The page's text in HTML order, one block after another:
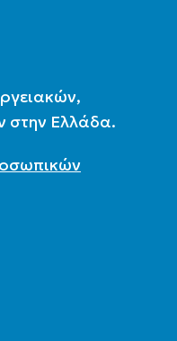
στην Ελλάδα.